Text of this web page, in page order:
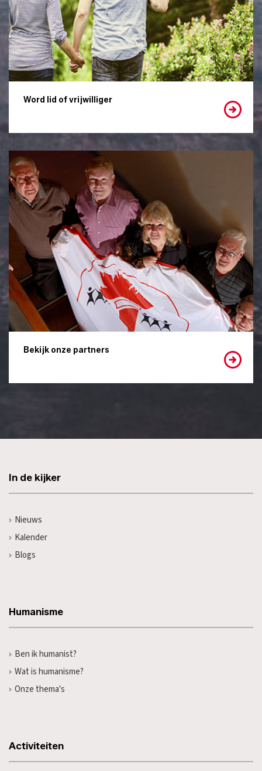
Word lid of vrijwilliger
Bekijk onze partners
In de kijker
Nieuws
Kalender
Blogs
Humanisme
Ben ik humanist?
Wat is humanisme?
Onze thema's
Activiteiten